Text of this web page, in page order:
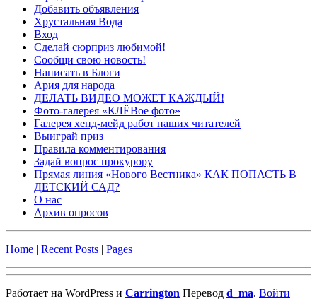
Добавить объявления
Хрустальная Вода
Вход
Сделай сюрприз любимой!
Сообщи свою новость!
Написать в Блоги
Ария для народа
ДЕЛАТЬ ВИДЕО МОЖЕТ КАЖДЫЙ!
Фото-галерея «КЛЁВое фото»
Галерея хенд-мейд работ наших читателей
Выиграй приз
Правила комментирования
Задай вопрос прокурору
Прямая линия «Нового Вестника» КАК ПОПАСТЬ В
ДЕТСКИЙ САД?
О нас
Архив опросов
Home | Recent Posts | Pages
Работает на WordPress и Carrington Перевод d_ma. Войти